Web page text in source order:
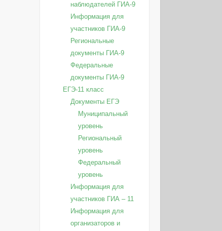
наблюдателей ГИА-9
Информация для
участников ГИА-9
Региональные
документы ГИА-9
Федеральные
документы ГИА-9
ЕГЭ-11 класс
Документы ЕГЭ
Муниципальный
уровень
Региональный
уровень
Федеральный
уровень
Информация для
участников ГИА – 11
Информация для
организаторов и